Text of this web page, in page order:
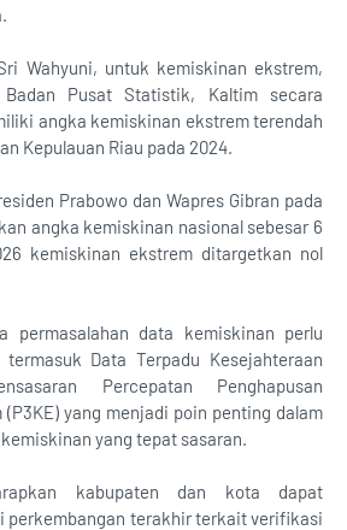
Wahyuni, untuk kemiskinan ekstrem,
Pusat Statistik, Kaltim secara
angka kemiskinan ekstrem terendah
Kepulauan Riau pada 2024.
Prabowo dan Wapres Gibran pada
angka kemiskinan nasional sebesar 6
kemiskinan ekstrem ditargetkan nol
permasalahan data kemiskinan perlu
Data Terpadu Kesejahteraan
Percepatan Penghapusan
yang menjadi poin penting dalam
yang tepat sasaran.
kabupaten dan kota dapat
perkembangan terakhir terkait verifikasi